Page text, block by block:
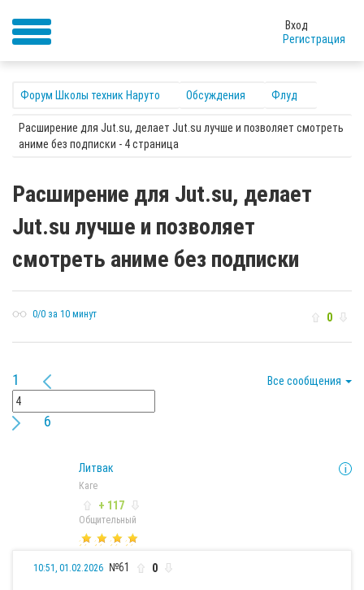
Вход
Регистрация
Форум Школы техник Наруто Обсуждения Флуд
Расширение для Jut.su, делает Jut.su лучше и позволяет смотреть
аниме без подписки - 4 страница
Расширение для Jut.su, делает
Jut.su лучше и позволяет
смотреть аниме без подписки
0/0 за 10 минут 0
1
6
Все сообщения
Литвак
Каге
+ 117
Общительный
10:51, 01.02.2026 №61 0